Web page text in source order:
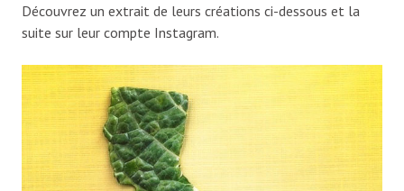
Découvrez un extrait de leurs créations ci-dessous et la
suite sur leur compte Instagram.